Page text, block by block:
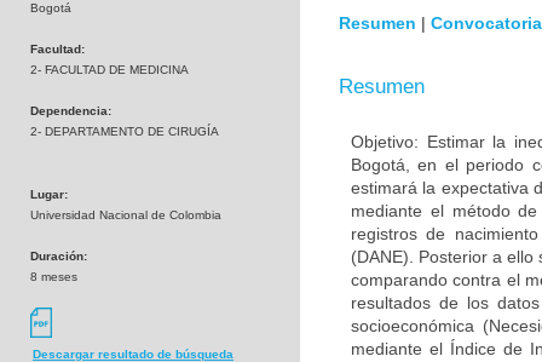
Bogotá
Facultad:
2- FACULTAD DE MEDICINA
Dependencia:
2- DEPARTAMENTO DE CIRUGÍA
Lugar:
Universidad Nacional de Colombia
Duración:
8 meses
Descargar resultado de búsqueda
Resumen | Convocatoria
Resumen
Objetivo: Estimar la
Bogotá, en el periodo
estimará la expectativa
mediante el método
registros de
(DANE). Posterior a
comparando contra el
resultados de los
socioeconómica
mediante el Índice de